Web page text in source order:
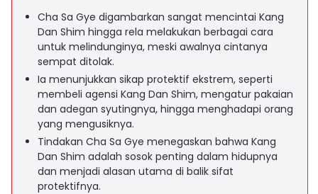
Cha Sa Gye digambarkan sangat mencintai Kang
Dan Shim hingga rela melakukan berbagai cara
untuk melindunginya, meski awalnya cintanya
sempat ditolak.
Ia menunjukkan sikap protektif ekstrem, seperti
membeli agensi Kang Dan Shim, mengatur pakaian
dan adegan syutingnya, hingga menghadapi orang
yang mengusiknya.
Tindakan Cha Sa Gye menegaskan bahwa Kang
Dan Shim adalah sosok penting dalam hidupnya
dan menjadi alasan utama di balik sifat
protektifnya.